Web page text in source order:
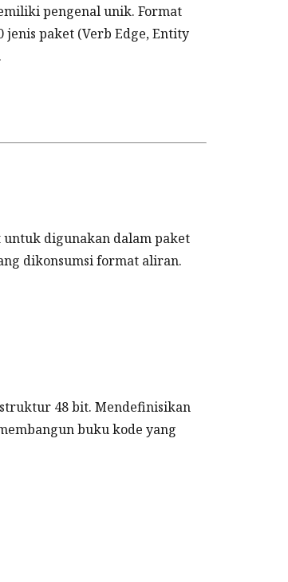
pengenal unik. Format
paket (Verb Edge, Entity
digunakan dalam paket
dikonsumsi format aliran.
48 bit. Mendefinisikan
buku kode yang